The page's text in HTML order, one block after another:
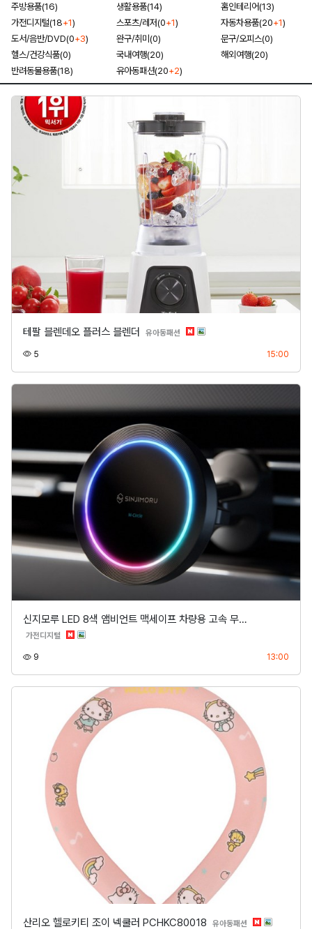
주방용품(16)
생활용품(14)
홈인테리어(13)
가전디지털(18+1) 스포츠/레저(0+1) 자동차용품(20+1)
도서/음반/DVD(0+3) 완구/취미(0)
문구/오피스(0)
헬스/건강식품(0)
국내여행(20)
해외여행(20)
반려동물용품(18)
유아동패션(20+2)
테팔 블렌데오 플러스 블렌더 유아동패션 분류
5 15:00
신지모루 LED 8색 앰비언트 맥세이프 차량용 고속 무…
가전디지털 분류
9 13:00
산리오 헬로키티 조이 넥쿨러 PCHKC80018 유아동패션 분류